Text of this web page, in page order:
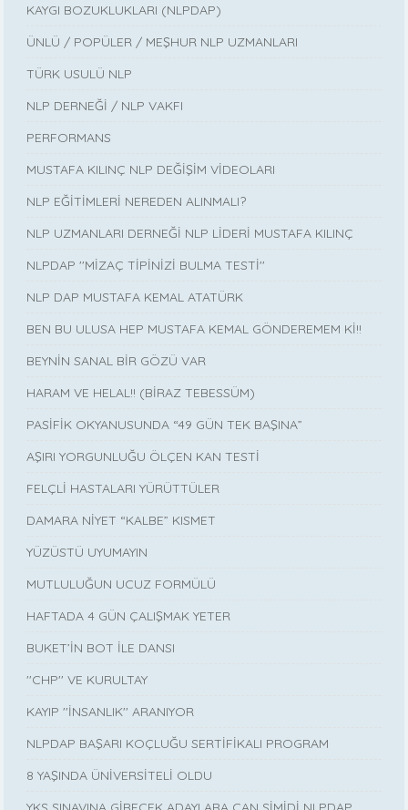
KAYGI BOZUKLUKLARI (NLPDAP)
ÜNLÜ / POPÜLER / MEŞHUR NLP UZMANLARI
TÜRK USULÜ NLP
NLP DERNEĞİ / NLP VAKFI
PERFORMANS
MUSTAFA KILINÇ NLP DEĞİŞİM VİDEOLARI
NLP EĞİTİMLERİ NEREDEN ALINMALI?
NLP UZMANLARI DERNEĞİ NLP LİDERİ MUSTAFA KILINÇ
NLPDAP ''MİZAÇ TİPİNİZİ BULMA TESTİ''
NLP DAP MUSTAFA KEMAL ATATÜRK
BEN BU ULUSA HEP MUSTAFA KEMAL GÖNDEREMEM Kİ!!
BEYNİN SANAL BİR GÖZÜ VAR
HARAM VE HELAL!! (BİRAZ TEBESSÜM)
PASİFİK OKYANUSUNDA “49 GÜN TEK BAŞINA”
AŞIRI YORGUNLUĞU ÖLÇEN KAN TESTİ
FELÇLİ HASTALARI YÜRÜTTÜLER
DAMARA NİYET “KALBE” KISMET
YÜZÜSTÜ UYUMAYIN
MUTLULUĞUN UCUZ FORMÜLÜ
HAFTADA 4 GÜN ÇALIŞMAK YETER
BUKET’İN BOT İLE DANSI
''CHP'' VE KURULTAY
KAYIP ''İNSANLIK'' ARANIYOR
NLPDAP BAŞARI KOÇLUĞU SERTİFİKALI PROGRAM
8 YAŞINDA ÜNİVERSİTELİ OLDU